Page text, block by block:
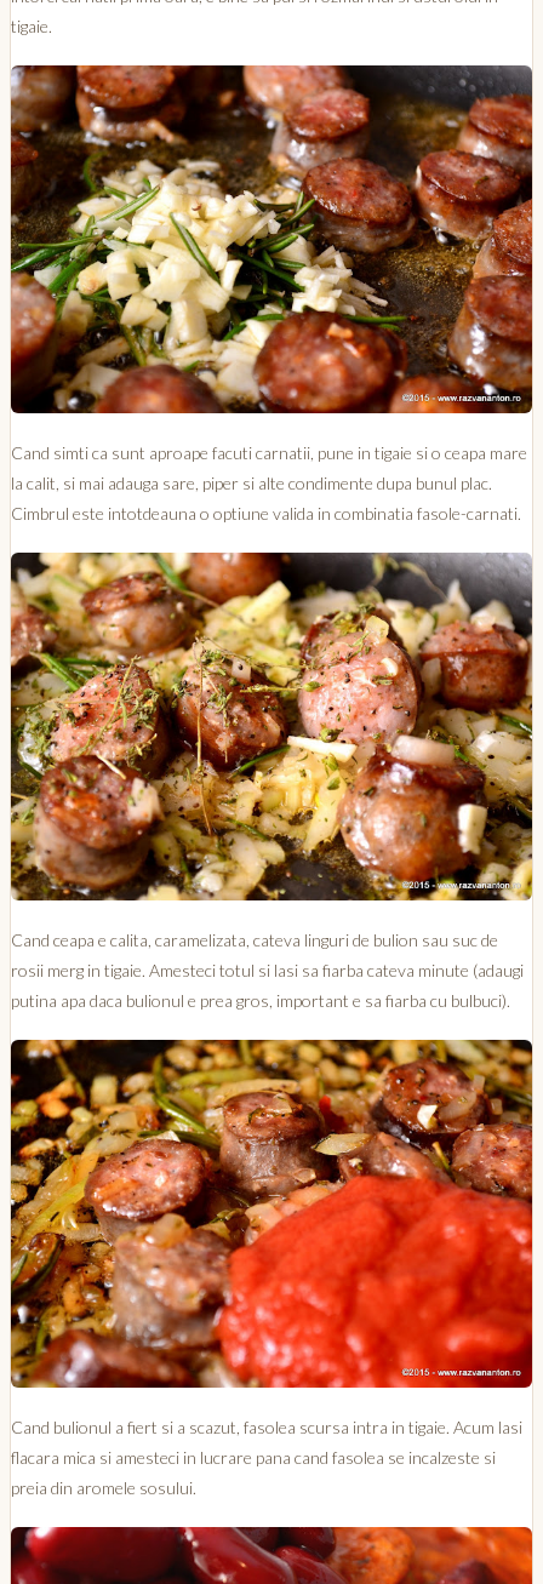
tigaie.
Cand simti ca sunt aproape facuti carnatii, pune in tigaie si o ceapa mare
la calit, si mai adauga sare, piper si alte condimente dupa bunul plac.
Cimbrul este intotdeauna o optiune valida in combinatia fasole-carnati.
Cand ceapa e calita, caramelizata, cateva linguri de bulion sau suc de
rosii merg in tigaie. Amesteci totul si lasi sa fiarba cateva minute (adaugi
putina apa daca bulionul e prea gros, important e sa fiarba cu bulbuci).
Cand bulionul a fiert si a scazut, fasolea scursa intra in tigaie. Acum lasi
flacara mica si amesteci in lucrare pana cand fasolea se incalzeste si
preia din aromele sosului.